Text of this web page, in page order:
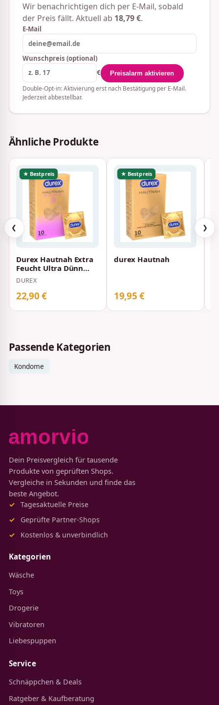
Wir benachrichtigen dich per E-Mail, sobald
der Preis fällt. Aktuell ab 18,79 €.
E-Mail
Wunschpreis (optional)
€
Preisalarm aktivieren
Double-Opt-in: Aktivierung erst nach Bestätigung per E-Mail.
Jederzeit abbestellbar.
Ähnliche Produkte
❮
★ Bestpreis
Durex Hautnah Extra
Feucht Ultra Dünn
Kondome 56 mm 10
Stück
DUREX
22,90 €
★ Bestpreis
durex Hautnah
19,95 €
❯
Passende Kategorien
Kondome
Dein Preisvergleich für tausende
Produkte von geprüften Shops.
Vergleiche in Sekunden und finde das
beste Angebot.
Tagesaktuelle Preise
Geprüfte Partner-Shops
Kostenlos & unverbindlich
Kategorien
Wäsche
Toys
Drogerie
Vibratoren
Liebespuppen
Service
Schnäppchen & Deals
Ratgeber & Kaufberatung